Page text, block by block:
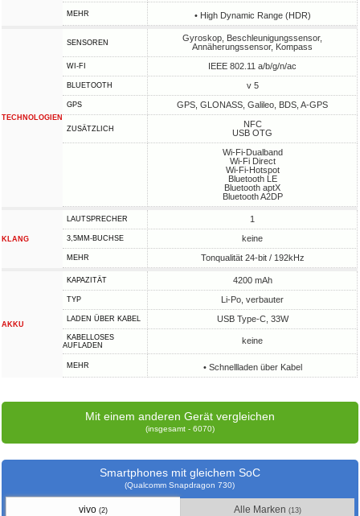
MEHR • High Dynamic Range (HDR)
TECHNOLOGIEN
SENSOREN
Gyroskop, Beschleunigungssensor,
Annäherungssensor, Kompass
WI-FI IEEE 802.11 a/b/g/n/ac
BLUETOOTH v 5
GPS GPS, GLONASS, Galileo, BDS, A-GPS
ZUSÄTZLICH
NFC
USB OTG
Wi-Fi-Dualband
Wi-Fi Direct
Wi-Fi-Hotspot
Bluetooth LE
Bluetooth aptX
Bluetooth A2DP
KLANG
LAUTSPRECHER 1
3,5MM-BUCHSE keine
MEHR Tonqualität 24-bit / 192kHz
AKKU
KAPAZITÄT 4200 mAh
TYP Li-Po, verbauter
LADEN ÜBER KABEL USB Type-C, 33W
KABELLOSES
AUFLADEN
keine
MEHR • Schnellladen über Kabel
Mit einem anderen Gerät vergleichen
(insgesamt - 6070)
Smartphones mit gleichem SoC
(Qualcomm Snapdragon 730)
vivo (2) Alle Marken (13)